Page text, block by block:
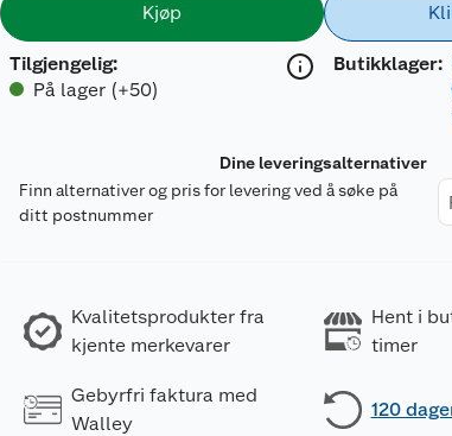
Kjøp
Tilgjengelig:
På lager (+50)
Butikklager:
Dine leveringsalternativer
Finn alternativer og pris for levering ved å søke på
ditt postnummer
Kvalitetsprodukter fra
kjente merkevarer
Hent i
timer
Gebyrfri faktura med
Walley
120